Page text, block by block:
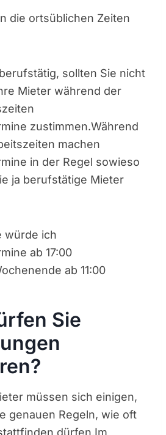
die ortsüblichen Zeiten
sollten Sie nicht
Mieter während der
zustimmen.Während
machen
in der Regel sowieso
ja berufstätige Mieter
würde ich
ab 17:00
ab 11:00
Sie
müssen sich einigen,
genauen Regeln, wie oft
dürfen.Im